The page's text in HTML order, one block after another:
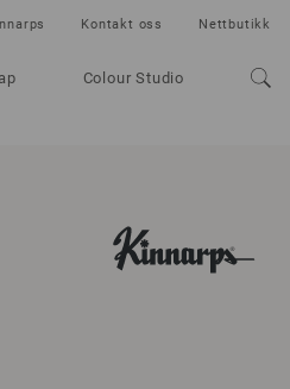
Colour Studio
Kontakt oss Nettbutikk